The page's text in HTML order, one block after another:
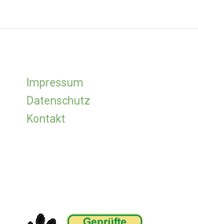
Impressum
Datenschutz
Kontakt